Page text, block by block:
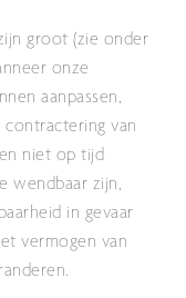
groot (zie onder
onze
aanpassen,
van
niet op tijd
wendbaar zijn,
in gevaar
vermogen van